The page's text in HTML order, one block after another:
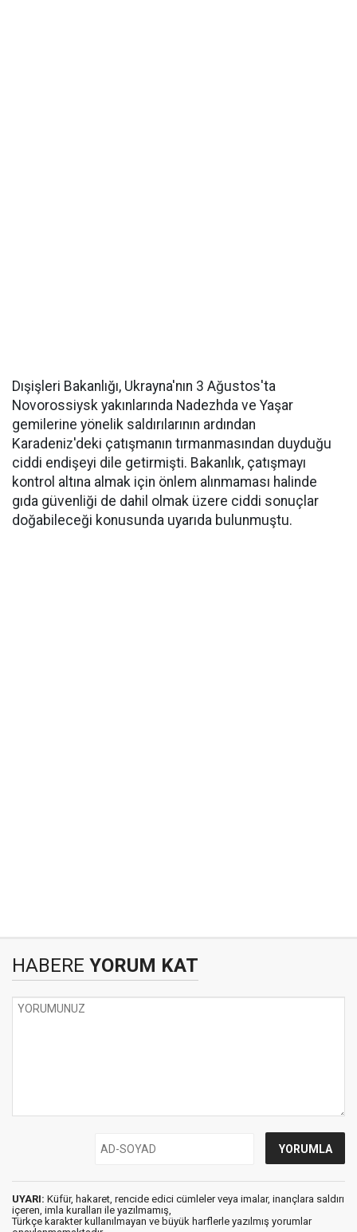
Dışişleri Bakanlığı, Ukrayna'nın 3 Ağustos'ta
Novorossiysk yakınlarında Nadezhda ve Yaşar
gemilerine yönelik saldırılarının ardından
Karadeniz'deki çatışmanın tırmanmasından duyduğu
ciddi endişeyi dile getirmişti. Bakanlık, çatışmayı
kontrol altına almak için önlem alınmaması halinde
gıda güvenliği de dahil olmak üzere ciddi sonuçlar
doğabileceği konusunda uyarıda bulunmuştu.
HABERE YORUM KAT
UYARI: Küfür, hakaret, rencide edici cümleler veya imalar, inançlara saldırı
içeren, imla kuralları ile yazılmamış,
Türkçe karakter kullanılmayan ve büyük harflerle yazılmış yorumlar